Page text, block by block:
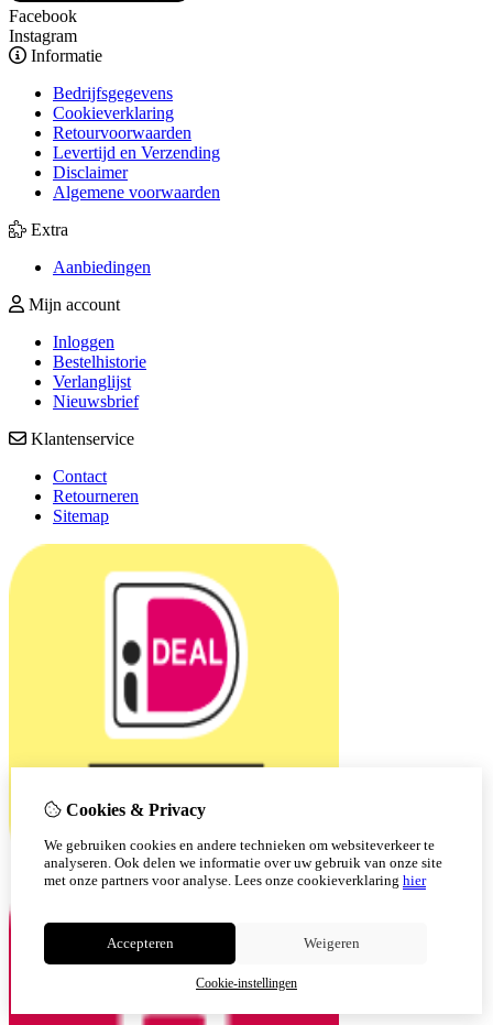
Facebook
Instagram
Informatie
Bedrijfsgegevens
Cookieverklaring
Retourvoorwaarden
Levertijd en Verzending
Disclaimer
Algemene voorwaarden
Extra
Aanbiedingen
Mijn account
Inloggen
Bestelhistorie
Verlanglijst
Nieuwsbrief
Klantenservice
Contact
Retourneren
Sitemap
Cookies & Privacy
We gebruiken cookies en andere technieken om websiteverkeer te
analyseren. Ook delen we informatie over uw gebruik van onze site
met onze partners voor analyse. Lees onze cookieverklaring hier
Accepteren Weigeren
Cookie-instellingen